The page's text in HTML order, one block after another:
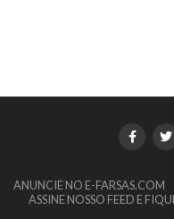
ANUNCIE NO E-FARSAS.COM
ASSINE NOSSO FEED E